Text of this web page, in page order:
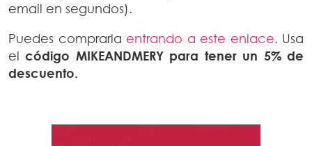
email en segundos).
Puedes comprarla entrando a este enlace. Usa
elcódigo MIKEANDMERY para tener un 5% de
descuento.